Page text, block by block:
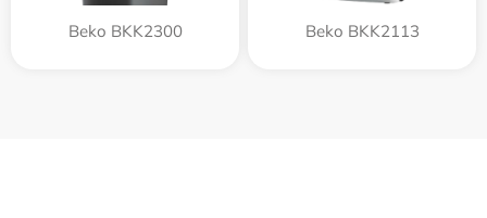
Beko BKK2300 Beko BKK2113